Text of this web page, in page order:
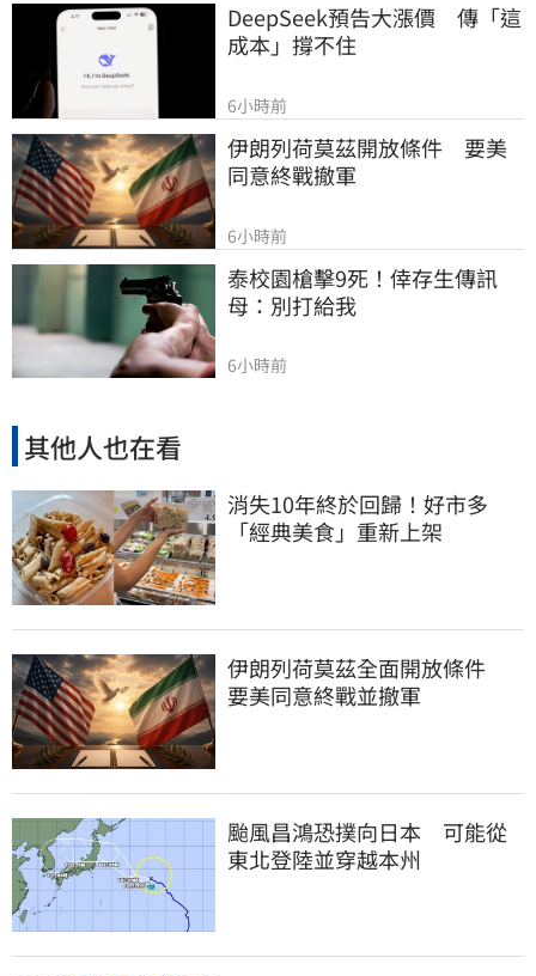
DeepSeek預告大漲價　傳「這
成本」撐不住
6小時前
伊朗列荷莫茲開放條件　要美
同意終戰撤軍
6小時前
泰校園槍擊9死！倖存生傳訊
母：別打給我
6小時前
其他人也在看
消失10年終於回歸！好市多
「經典美食」重新上架
伊朗列荷莫茲全面開放條件
要美同意終戰並撤軍
颱風昌鴻恐撲向日本 可能從
東北登陸並穿越本州